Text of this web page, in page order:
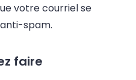
votre courriel se
spam.
faire